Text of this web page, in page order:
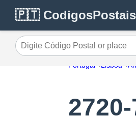
🇵🇹
Digite Código Postal or place
Portugal Lisboa